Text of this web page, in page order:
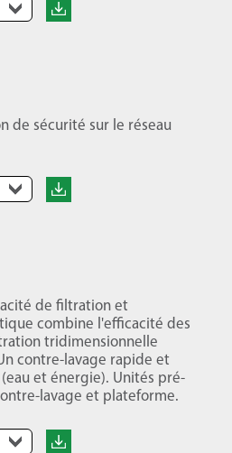
de sécurité sur le réseau
de filtration et
combine l'efficacité des
tridimensionnelle
contre-lavage rapide et
et énergie). Unités pré-
lavage et plateforme.